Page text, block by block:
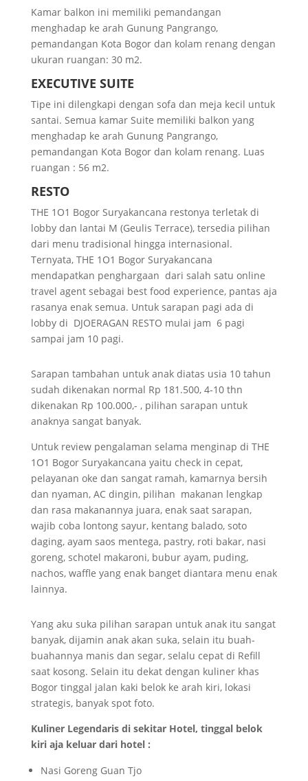
Kamar balkon ini memiliki pemandangan
menghadap ke arah Gunung Pangrango,
pemandangan Kota Bogor dan kolam renang dengan
ukuran ruangan: 30 m2.
EXECUTIVE SUITE
Tipe ini dilengkapi dengan sofa dan meja kecil untuk
santai. Semua kamar Suite memiliki balkon yang
menghadap ke arah Gunung Pangrango,
pemandangan Kota Bogor dan kolam renang. Luas
ruangan : 56 m2.
RESTO
THE 1O1 Bogor Suryakancana restonya terletak di
lobby dan lantai M (Geulis Terrace), tersedia pilihan
dari menu tradisional hingga internasional.
Ternyata, THE 1O1 Bogor Suryakancana
mendapatkan penghargaan dari salah satu online
travel agent sebagai best food experience, pantas aja
rasanya enak semua. Untuk sarapan pagi ada di
lobby di DJOERAGAN RESTO mulai jam 6 pagi
sampai jam 10 pagi.
Sarapan tambahan untuk anak diatas usia 10 tahun
sudah dikenakan normal Rp 181.500, 4-10 thn
dikenakan Rp 100.000,- , pilihan sarapan untuk
anaknya sangat banyak.
Untuk review pengalaman selama menginap di THE
1O1 Bogor Suryakancana yaitu check in cepat,
pelayanan oke dan sangat ramah, kamarnya bersih
dan nyaman, AC dingin, pilihan makanan lengkap
dan rasa makanannya juara, enak saat sarapan,
wajib coba lontong sayur, kentang balado, soto
daging, ayam saos mentega, pastry, roti bakar, nasi
goreng, schotel makaroni, bubur ayam, puding,
nachos, waffle yang enak banget diantara menu enak
lainnya.
Yang aku suka pilihan sarapan untuk anak itu sangat
banyak, dijamin anak akan suka, selain itu buah-
buahannya manis dan segar, selalu cepat di Refill
saat kosong. Selain itu dekat dengan kuliner khas
Bogor tinggal jalan kaki belok ke arah kiri, lokasi
strategis, banyak spot foto.
Kuliner Legendaris di sekitar Hotel, tinggal belok
kiri aja keluar dari hotel :
Nasi Goreng Guan Tjo